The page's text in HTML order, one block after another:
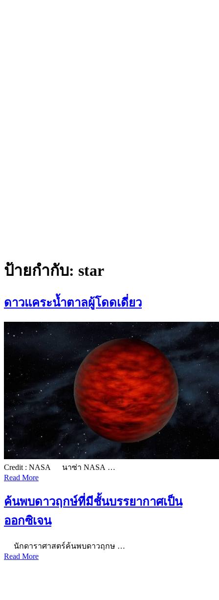
ป้ายกำกับ: star
ดาวแคระน้ำตาลผู้โดดเดี่ยว
Credit : NASA นาซ่า NASA …
Read More
ค้นพบดาวฤกษ์ที่มีชั้นบรรยากาศเป็น
ออกซิเจน
นักดาราศาสตร์ค้นพบดาวฤกษ …
Read More